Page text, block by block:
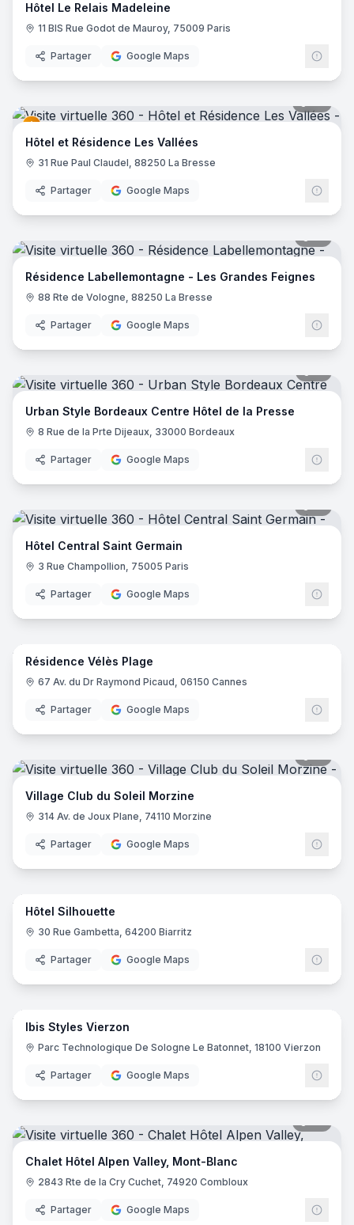
Hôtel Le Relais Madeleine
11 BIS Rue Godot de Mauroy, 75009 Paris
Partager Google Maps
Hôtel et Résidence Les Vallées
31 Rue Paul Claudel, 88250 La Bresse
Partager Google Maps
Résidence Labellemontagne - Les Grandes Feignes
88 Rte de Vologne, 88250 La Bresse
Partager Google Maps
Urban Style Bordeaux Centre Hôtel de la Presse
8 Rue de la Prte Dijeaux, 33000 Bordeaux
Partager Google Maps
Hôtel Central Saint Germain
3 Rue Champollion, 75005 Paris
Partager Google Maps
14
Résidence Vélès Plage
67 Av. du Dr Raymond Picaud, 06150 Cannes
Partager Google Maps
Village Club du Soleil Morzine
314 Av. de Joux Plane, 74110 Morzine
Partager Google Maps
22
Hôtel Silhouette
30 Rue Gambetta, 64200 Biarritz
Partager Google Maps
8
Ibis Styles Vierzon
Parc Technologique De Sologne Le Batonnet, 18100 Vierzon
Partager Google Maps
Chalet Hôtel Alpen Valley, Mont-Blanc
2843 Rte de la Cry Cuchet, 74920 Combloux
Partager Google Maps